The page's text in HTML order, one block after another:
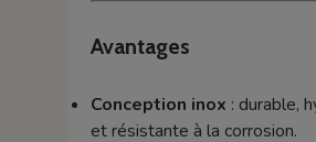
Avantages
Conception inox : durable,
et résistante à la corrosion.